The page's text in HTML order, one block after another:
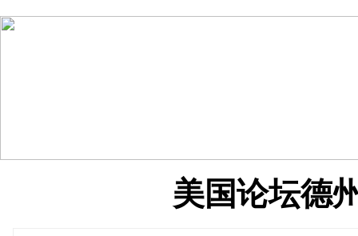
美国论坛德